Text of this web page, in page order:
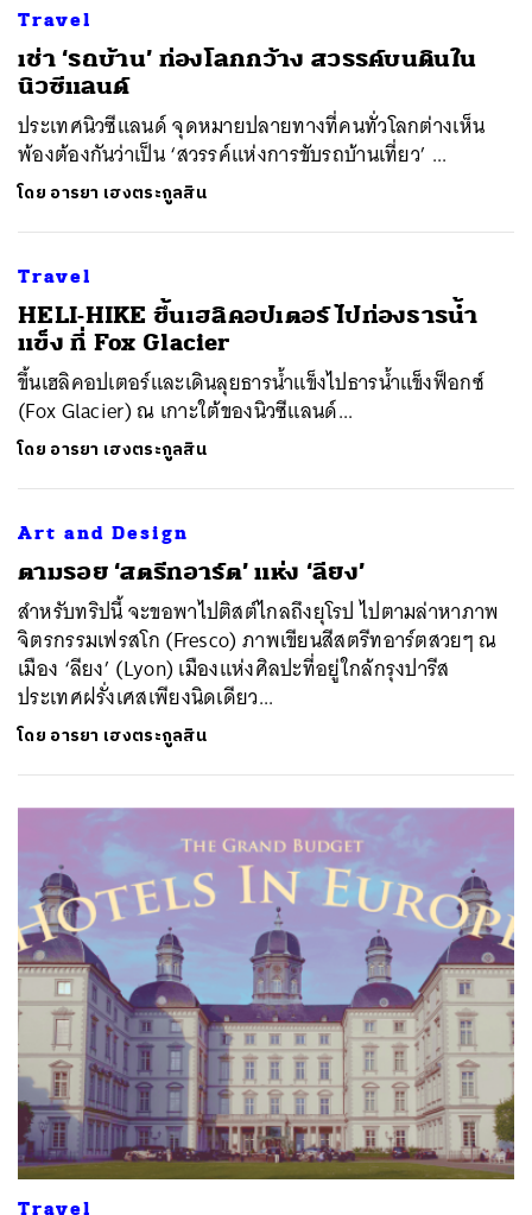
Travel
เช่า ‘รถบ้าน’ ท่องโลกกว้าง สวรรค์บนดินใน
นิวซีแลนด์
ประเทศนิวซีแลนด์ จุดหมายปลายทางที่คนทั่วโลกต่างเห็น
พ้องต้องกันว่าเป็น ‘สวรรค์แห่งการขับรถบ้านเที่ยว’ ...
โดย อารยา เฮงตระกูลสิน
Travel
​HELI-HIKE ขึ้นเฮลิคอปเตอร์ ไปท่องธารน้ำ
แข็ง ที่ Fox Glacier
ขึ้นเฮลิคอปเตอร์และเดินลุยธารน้ำแข็งไปธารน้ำแข็งฟ็อกซ์
(Fox Glacier) ณ เกาะใต้ของนิวซีแลนด์...
โดย อารยา เฮงตระกูลสิน
Art and Design
ตามรอย ‘สตรีทอาร์ต’ แห่ง ‘ลียง’
สำหรับทริปนี้ จะขอพาไปติสต์ไกลถึงยุโรป ไปตามล่าหาภาพ
จิตรกรรมเฟรสโก (Fresco) ภาพเขียนสีสตรีทอาร์ตสวยๆ ณ
เมือง ‘ลียง’ (Lyon) เมืองแห่งศิลปะที่อยู่ใกล้กรุงปารีส
ประเทศฝรั่งเศสเพียงนิดเดียว...
โดย อารยา เฮงตระกูลสิน
Travel